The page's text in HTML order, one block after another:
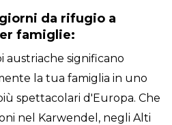
da rifugio a
famiglie:
austriache significano
la tua famiglia in uno
spettacolari d'Europa. Che
nel Karwendel, negli Alti